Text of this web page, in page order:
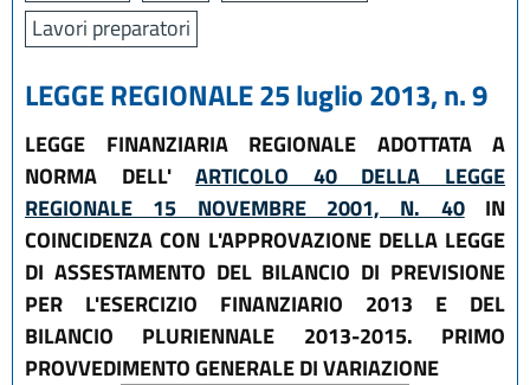
Lavori preparatori
LEGGE REGIONALE 25 luglio 2013, n. 9
LEGGE FINANZIARIA REGIONALE ADOTTATA A
NORMA DELL'ARTICOLO 40 DELLA LEGGE
REGIONALE 15 NOVEMBRE 2001, N. 40IN
COINCIDENZA CON L'APPROVAZIONE DELLA LEGGE
DI ASSESTAMENTO DEL BILANCIO DI PREVISIONE
PER L'ESERCIZIO FINANZIARIO 2013 E DEL
BILANCIO PLURIENNALE 2013-2015. PRIMO
PROVVEDIMENTO GENERALE DI VARIAZIONE